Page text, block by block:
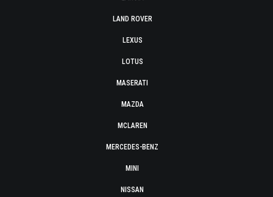
LAND ROVER
LEXUS
LOTUS
MASERATI
MAZDA
MCLAREN
MERCEDES-BENZ
MINI
NISSAN